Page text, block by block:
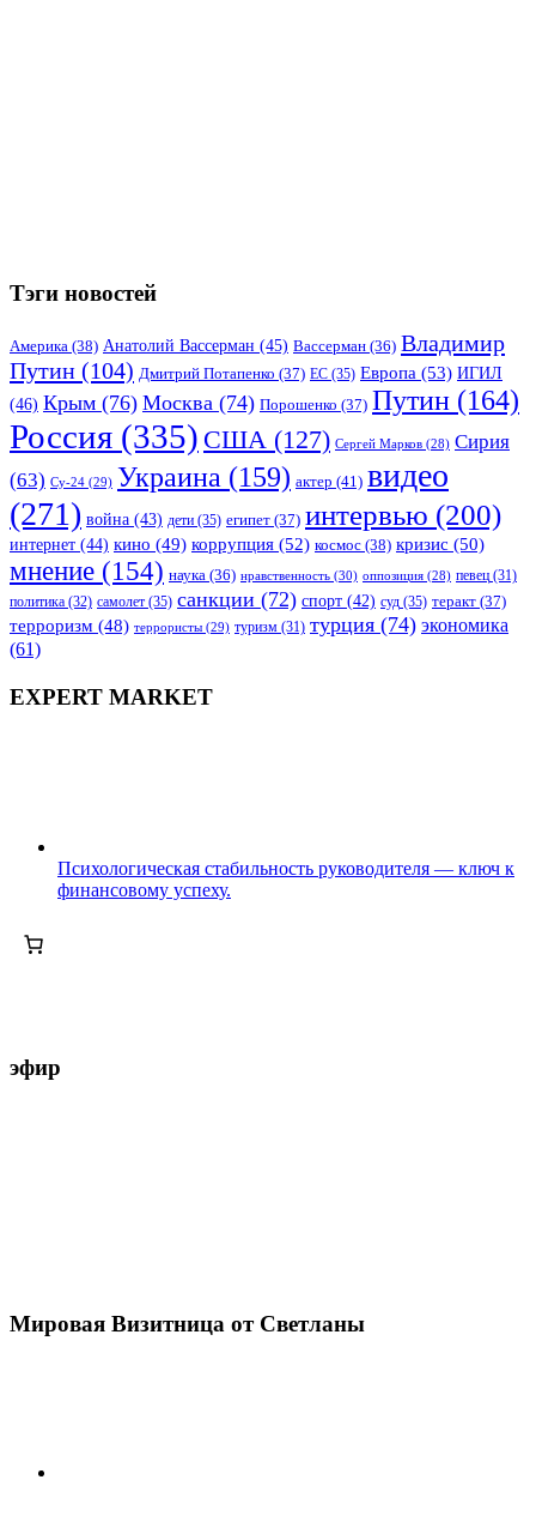
Тэги новостей
Америка (38) Анатолий Вассерман (45) Вассерман (36) Владимир
Путин (104) Дмитрий Потапенко (37) ЕС (35) Европа (53) ИГИЛ
(46) Крым (76) Москва (74) Порошенко (37) Путин (164)
Россия (335) США (127) Сергей Марков (28) Сирия
(63) Су-24 (29) Украина (159) актер (41) видео
(271) война (43) дети (35) египет (37) интервью (200)
интернет (44) кино (49) коррупция (52) космос (38) кризис (50)
мнение (154) наука (36) нравственность (30) оппозиция (28) певец (31)
политика (32) самолет (35) санкции (72) спорт (42) суд (35) теракт (37)
терроризм (48) террористы (29) туризм (31) турция (74) экономика
(61)
EXPERT MARKET
Психологическая стабильность руководителя — ключ к
финансовому успеху.
эфир
Мировая Визитница от Светланы